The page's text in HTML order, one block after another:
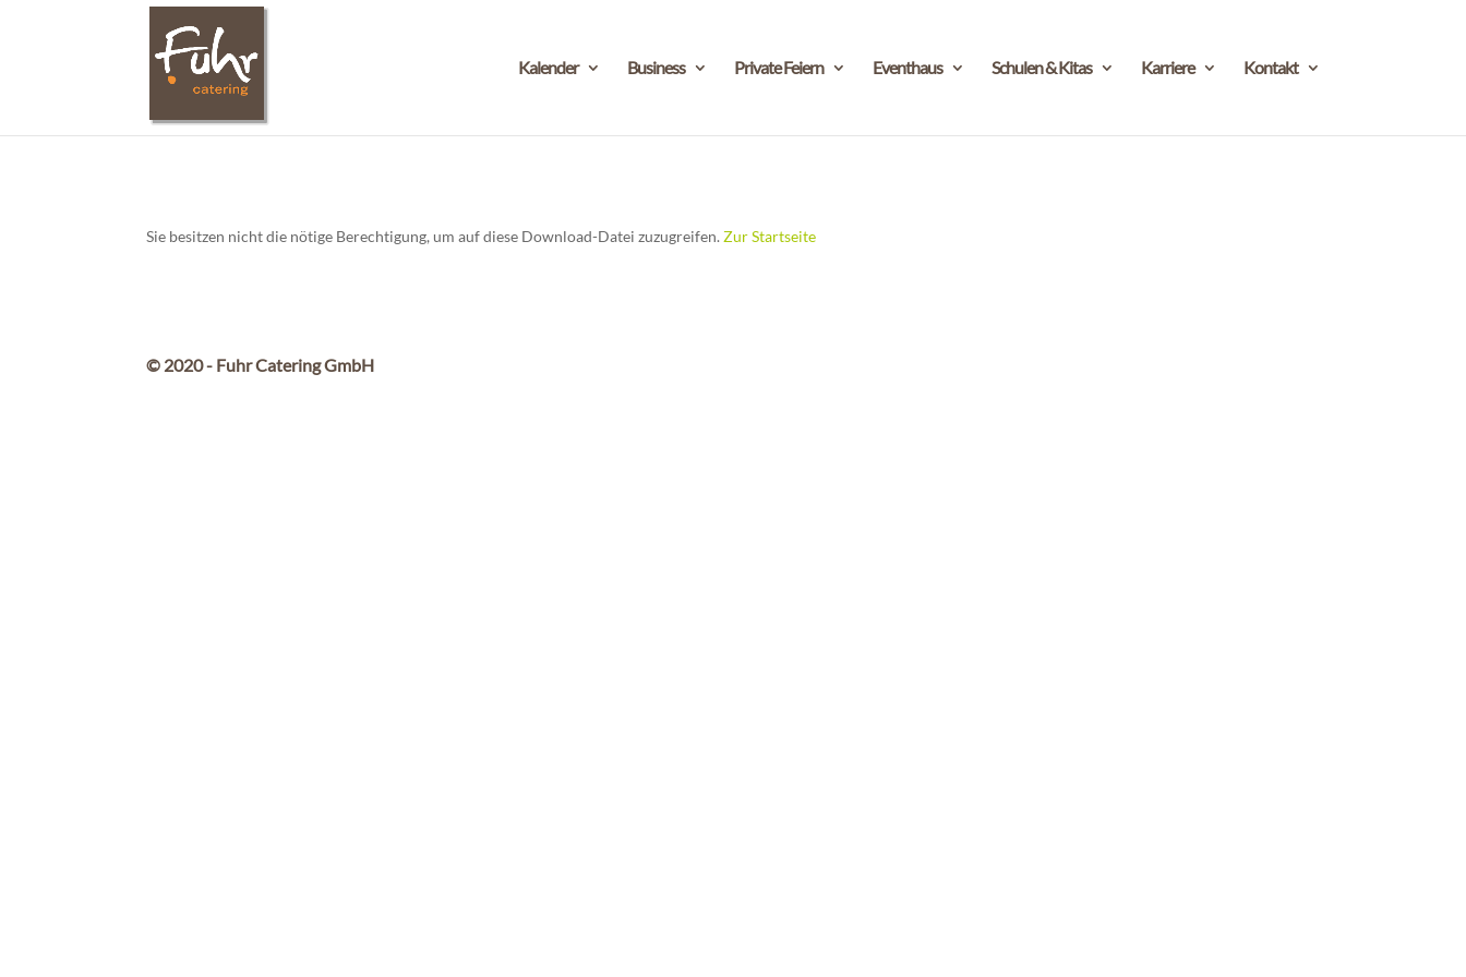
Kalender Business Private Feiern Eventhaus Schulen & Kitas Karriere Kontakt
Sie besitzen nicht die nötige Berechtigung, um auf diese Download-Datei zuzugreifen.Zur Startseite
© 2020 - Fuhr Catering GmbH